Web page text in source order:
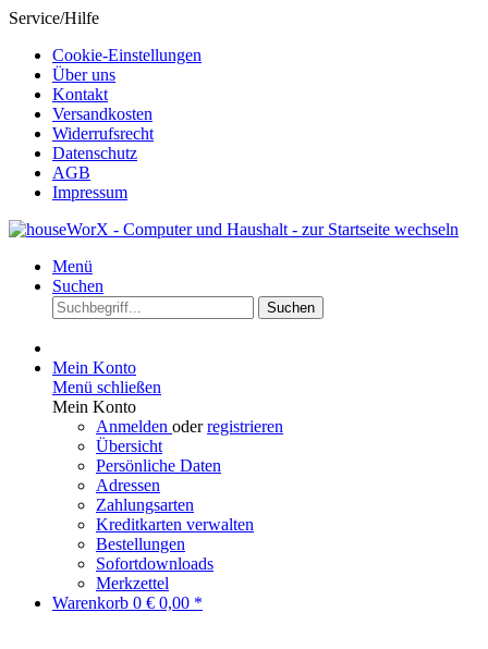
Service/Hilfe
Cookie-Einstellungen
Über uns
Kontakt
Versandkosten
Widerrufsrecht
Datenschutz
AGB
Impressum
Menü
Suchen
Suchen
Mein Konto
Menü schließen
Mein Konto
Anmelden oderregistrieren
Übersicht
Persönliche Daten
Adressen
Zahlungsarten
Kreditkarten verwalten
Bestellungen
Sofortdownloads
Merkzettel
Warenkorb 0 € 0,00 *